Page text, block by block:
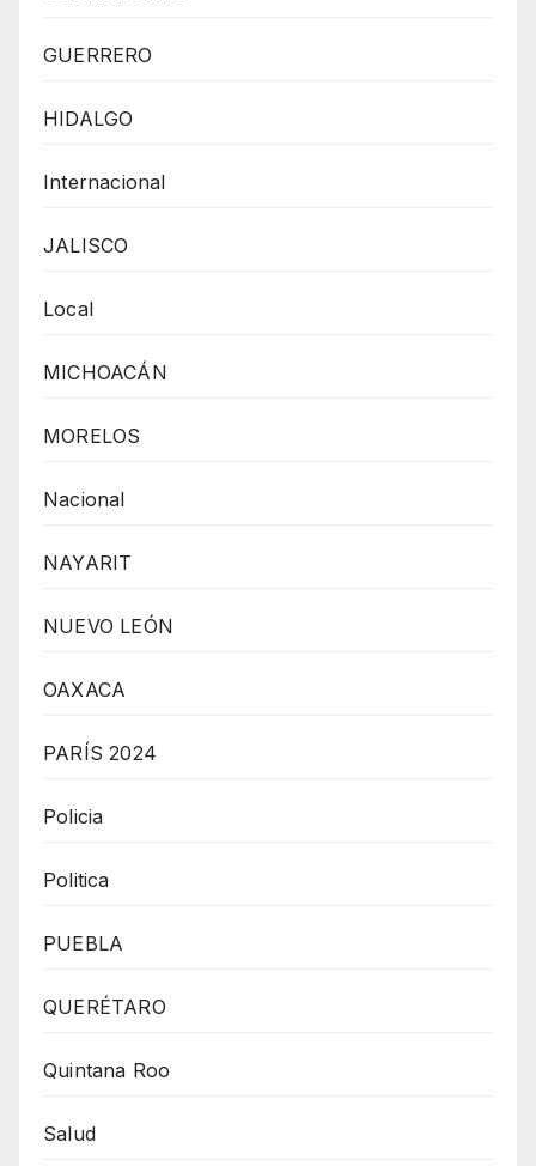
GUERRERO
HIDALGO
Internacional
JALISCO
Local
MICHOACÁN
MORELOS
Nacional
NAYARIT
NUEVO LEÓN
OAXACA
PARÍS 2024
Policia
Politica
PUEBLA
QUERÉTARO
Quintana Roo
Salud